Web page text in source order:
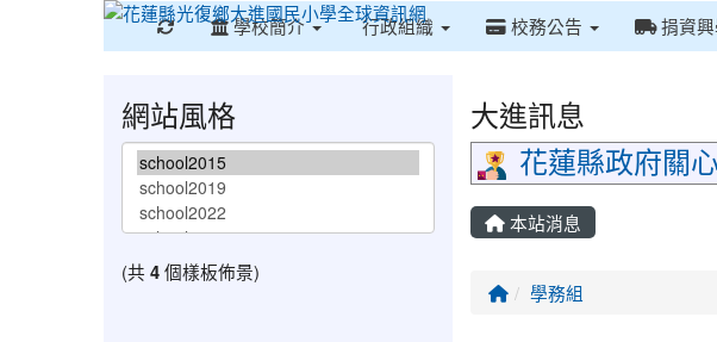
重新取得佈景設定
學校簡介 行政組織 校務公告 捐資興
大進訊息
花蓮縣政府關
本站消息
回首頁
學務組
網站風格
(共 4個樣板佈景)